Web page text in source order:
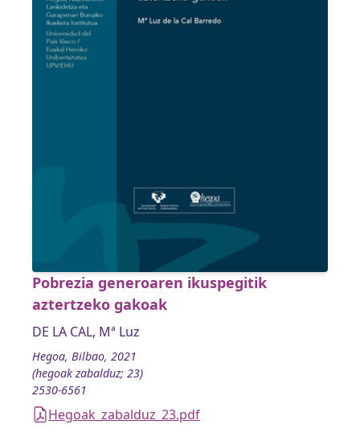
Pobrezia generoaren ikuspegitik
aztertzeko gakoak
DE LA CAL, Mª Luz
Hegoa, Bilbao, 2021
(hegoak zabalduz; 23)
2530-6561
Hegoak_zabalduz_23.pdf